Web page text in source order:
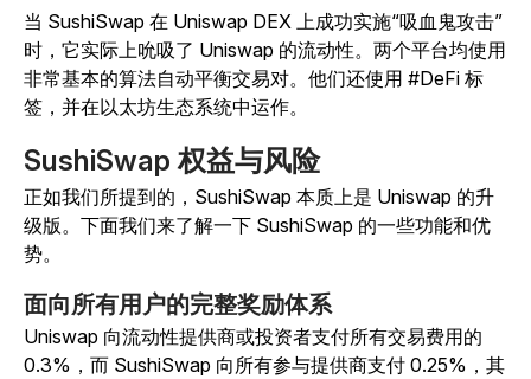
当 SushiSwap 在 Uniswap DEX 上成功实施“吸血鬼攻击”
时，它实际上吮吸了 Uniswap 的流动性。两个平台均使用
非常基本的算法自动平衡交易对。他们还使用 #DeFi 标
签，并在以太坊生态系统中运作。
SushiSwap 权益与风险
正如我们所提到的，SushiSwap 本质上是 Uniswap 的升
级版。下面我们来了解一下 SushiSwap 的一些功能和优
势。
面向所有用户的完整奖励体系
Uniswap 向流动性提供商或投资者支付所有交易费用的
0.3%，而 SushiSwap 向所有参与提供商支付 0.25%，其